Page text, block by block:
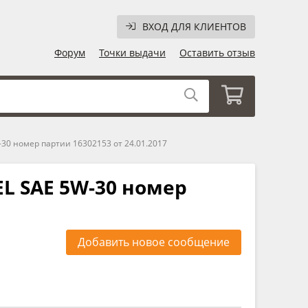
ВХОД ДЛЯ КЛИЕНТОВ
Форум
Точки выдачи Оставить отзыв
номер партии 16302153 от 24.01.2017
5W-30 номер
Добавить новое сообщение